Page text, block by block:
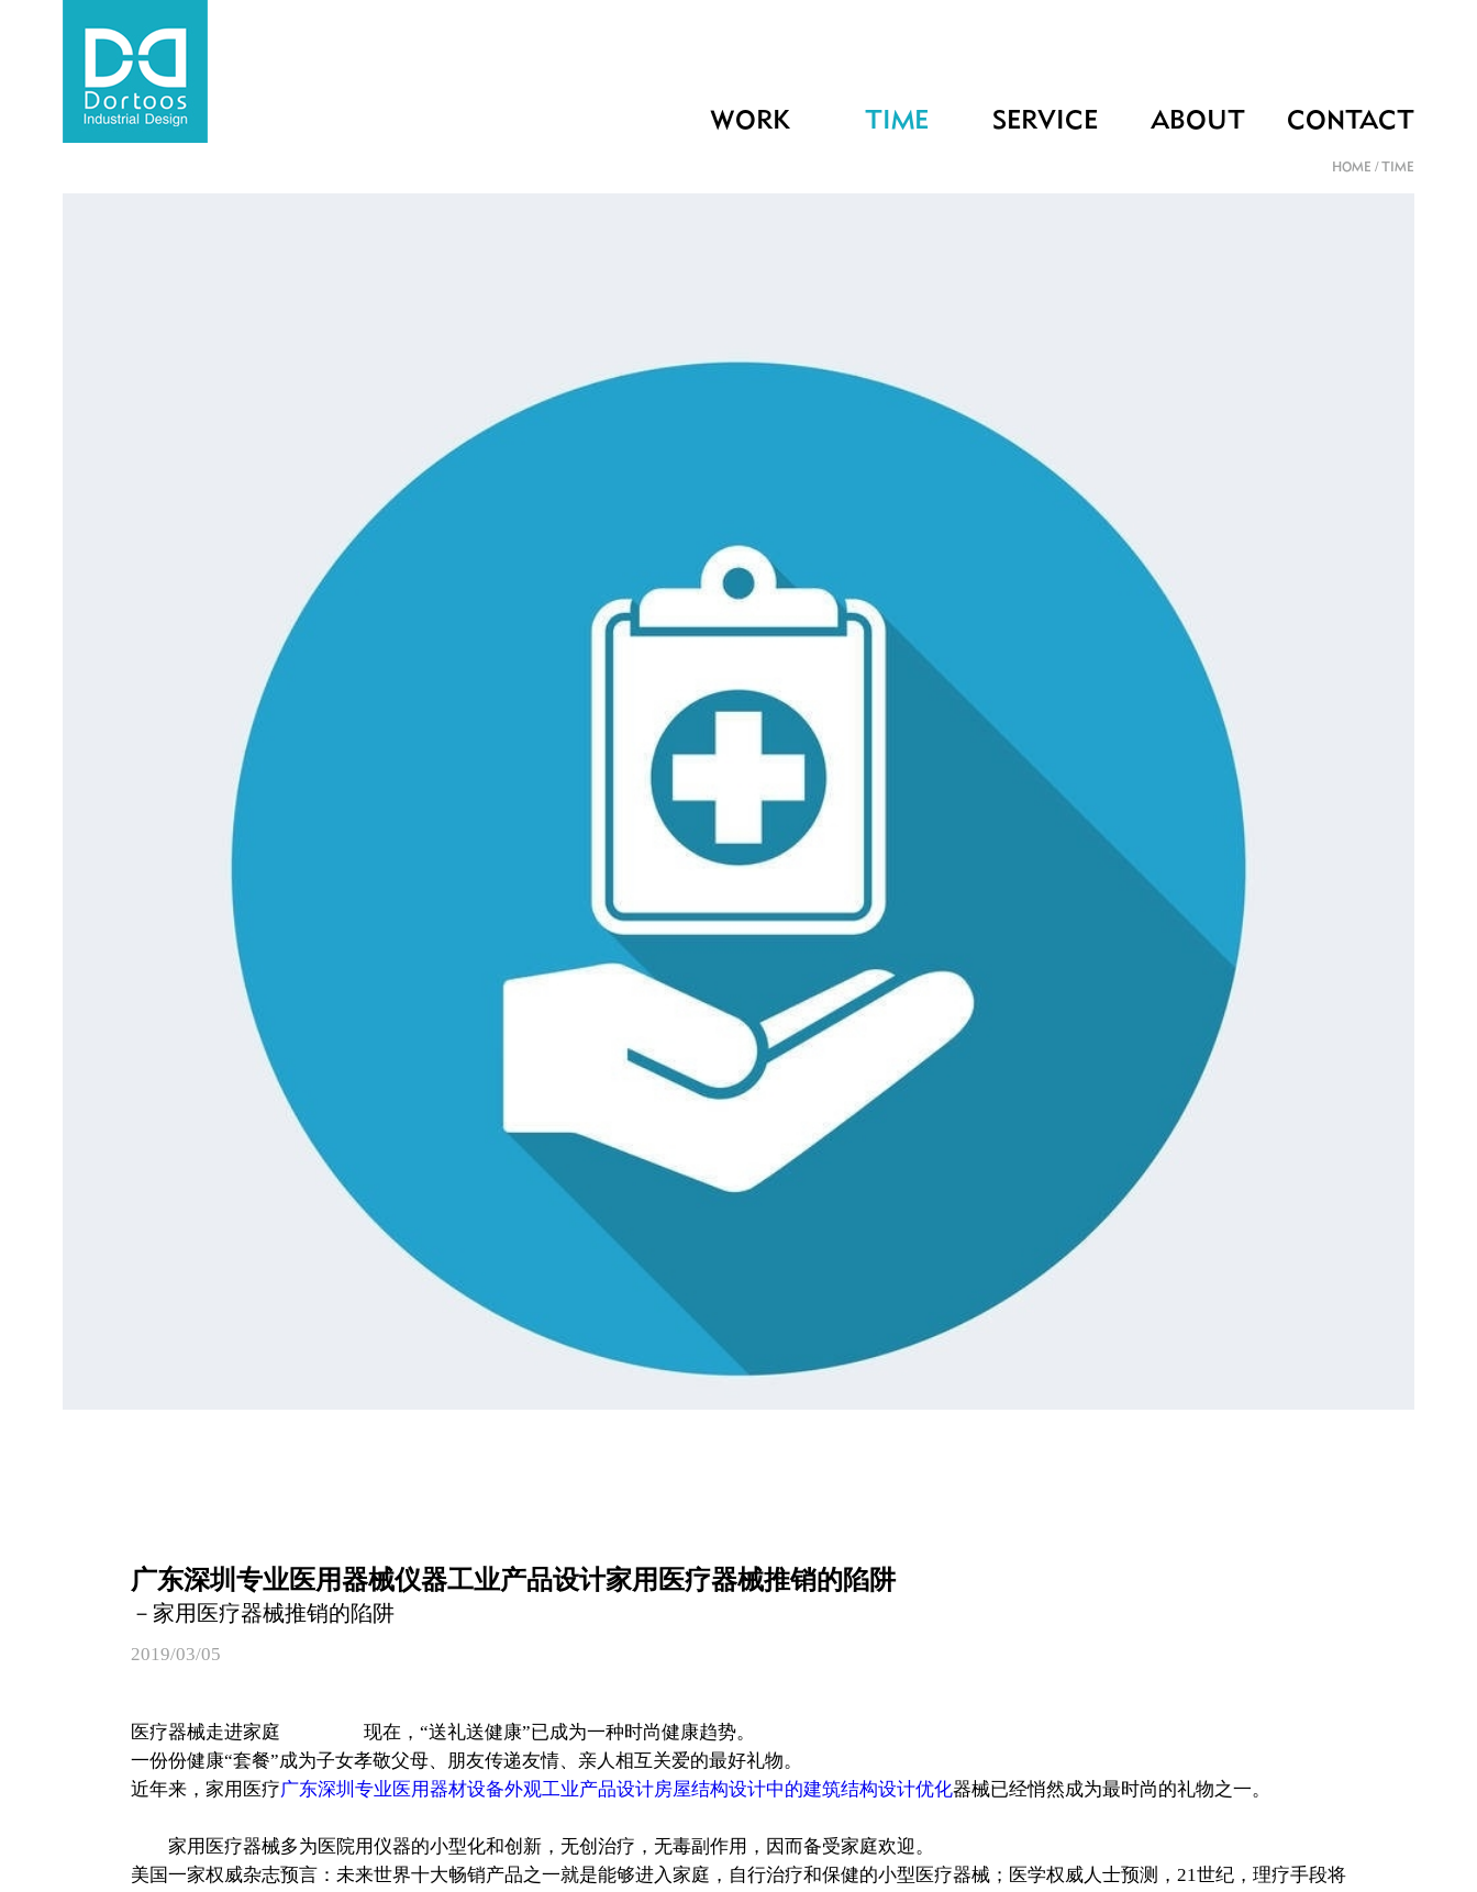
WORK TIME SERVICE ABOUT CONTACT
HOME / TIME
广东深圳专业医用器械仪器工业产品设计家用医疗器械推销的陷阱
－家用医疗器械推销的陷阱
2019/03/05
医疗器械走进家庭 现在，“送礼送健康”已成为一种时尚健康趋势。
一份份健康“套餐”成为子女孝敬父母、朋友传递友情、亲人相互关爱的最好礼物。
近年来，家用医疗广东深圳专业医用器材设备外观工业产品设计房屋结构设计中的建筑结构设计优化器械已经悄然成为最时尚的礼物之一。
家用医疗器械多为医院用仪器的小型化和创新，无创治疗，无毒副作用，因而备受家庭欢迎。
美国一家权威杂志预言：未来世界十大畅销产品之一就是能够进入家庭，自行治疗和保健的小型医疗器械；医学权威人士预测，21世纪，理疗手段将